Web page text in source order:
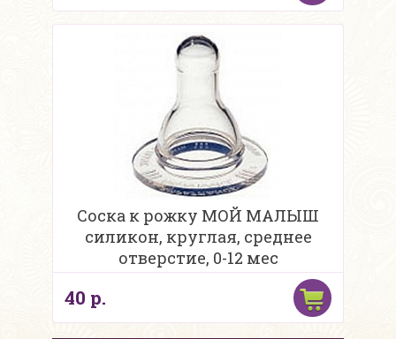
Соска к рожку МОЙ МАЛЫШ
силикон, круглая, среднее
отверстие, 0-12 мес
40 р.